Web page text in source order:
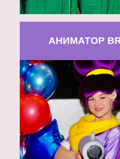
АНИМАТОР